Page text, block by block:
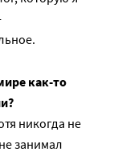
как-то
никогда не
занимал